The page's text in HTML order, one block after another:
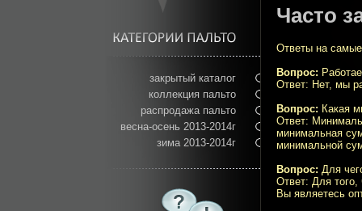
закрытый каталог
коллекция пальто
распродажа пальто
весна-осень 2013-2014г
зима 2013-2014г
Часто
Ответы на
Вопрос:
Ответ: Нет, мы
Вопрос: Какая
Ответ:
минимальная
минимальной
Вопрос: Для
Ответ: Для
Вы являетесь